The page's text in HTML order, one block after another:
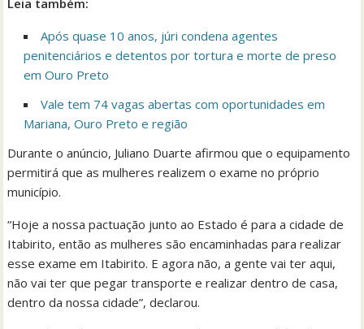
Leia também:
Após quase 10 anos, júri condena agentes
penitenciários e detentos por tortura e morte de preso
em Ouro Preto
Vale tem 74 vagas abertas com oportunidades em
Mariana, Ouro Preto e região
Durante o anúncio, Juliano Duarte afirmou que o equipamento
permitirá que as mulheres realizem o exame no próprio
município.
“Hoje a nossa pactuação junto ao Estado é para a cidade de
Itabirito, então as mulheres são encaminhadas para realizar
esse exame em Itabirito. E agora não, a gente vai ter aqui,
não vai ter que pegar transporte e realizar dentro de casa,
dentro da nossa cidade”, declarou.